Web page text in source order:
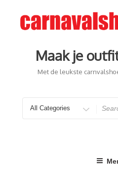
inhoud
Maak je
Met de leukste
for